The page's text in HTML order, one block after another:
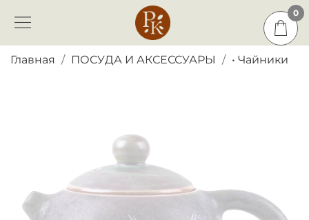
0
Главная ПОСУДА И АКСЕССУАРЫ • Чайники
0